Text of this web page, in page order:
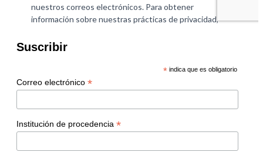
Suscribir
* indica que es obligatorio
Correo electrónico *
Institución de procedencia *